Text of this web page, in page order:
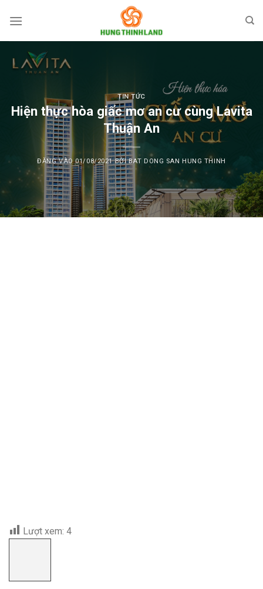
qua
TIN TỨC
Hiện thực hòa giấc mơ an cư cùng Lavita
Thuận An
ĐĂNG VÀO01/08/2021 BỞIBAT DONG SAN HUNG THINH
Lượt xem: 4